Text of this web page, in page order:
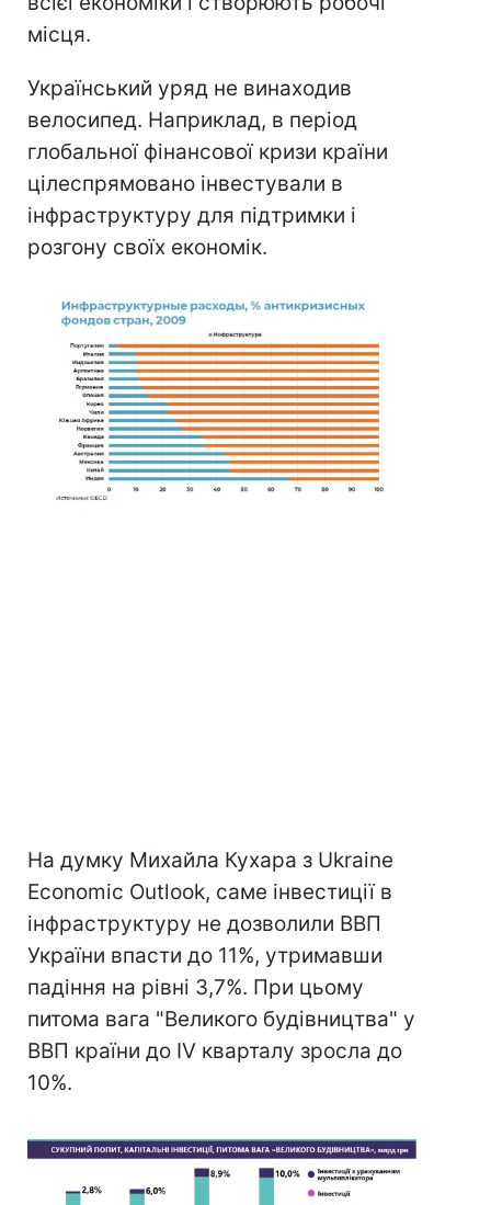
місця.
Український уряд не винаходив
велосипед. Наприклад, в період
глобальної фінансової кризи країни
цілеспрямовано інвестували в
інфраструктуру для підтримки і
розгону своїх економік.
На думку Михайла Кухара з Ukraine
Economic Outlook, саме інвестиції в
інфраструктуру не дозволили ВВП
України впасти до 11%, утримавши
падіння на рівні 3,7%. При цьому
питома вага "Великого будівництва" у
ВВП країни до IV кварталу зросла до
10%.